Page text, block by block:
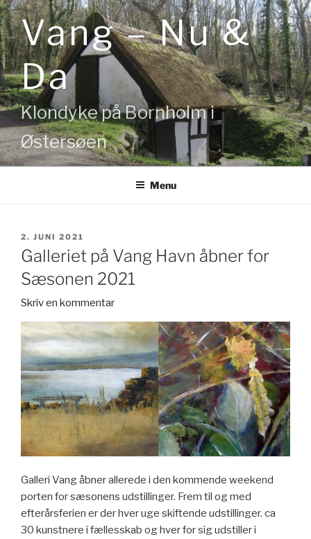
Videre
til
indholdVang – Nu &
Da
Klondyke på Bornholm i
Østersøen
Menu
UDGIVET
DEN
2. JUNI 2021
Galleriet på Vang Havn åbner for
Sæsonen 2021
Skriv en kommentar
Galleri Vang åbner allerede i den kommende weekend
porten for sæsonens udstillinger. Frem til og med
efterårsferien er der hver uge skiftende udstillinger. ca
30 kunstnere i fællesskab og hver for sig udstiller i